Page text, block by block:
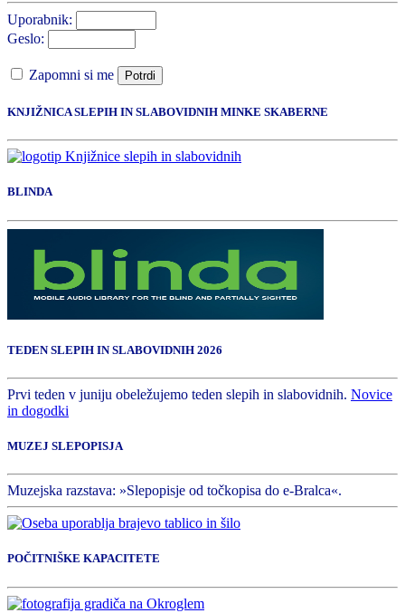
Uporabnik:
Geslo:
Zapomni si me Potrdi
KNJIŽNICA SLEPIH IN SLABOVIDNIH MINKE SKABERNE
BLINDA
TEDEN SLEPIH IN SLABOVIDNIH 2026
Prvi teden v juniju obeležujemo teden slepih in slabovidnih. Novice
in dogodki
MUZEJ SLEPOPISJA
Muzejska razstava: »Slepopisje od točkopisa do e-Bralca«.
POČITNIŠKE KAPACITETE